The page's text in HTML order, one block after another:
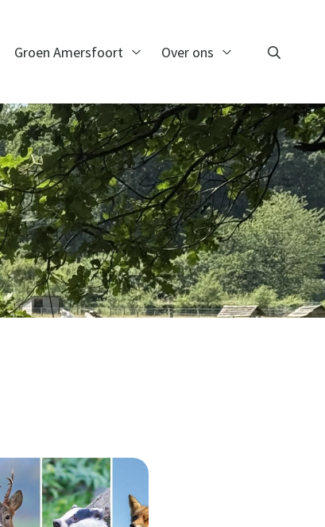
Monitoring
Groen Amersfoort
Open Groen Amersfoort
Over ons
Open Over ons
Zoeken